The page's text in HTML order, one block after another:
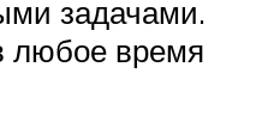
задачами.
любое время